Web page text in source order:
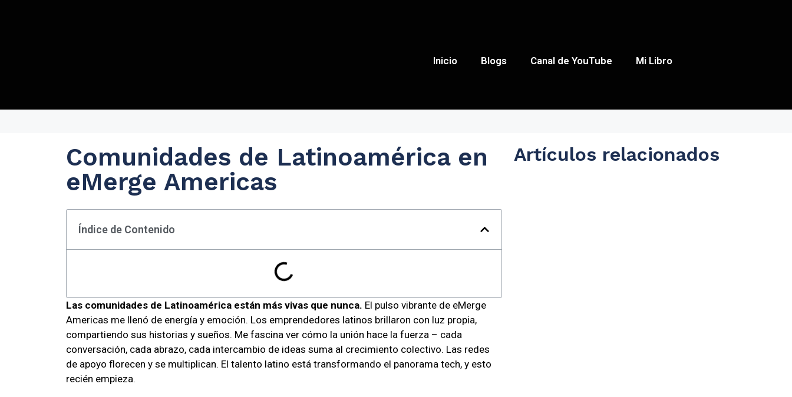
Inicio Blogs Canal de YouTube Mi Libro
Comunidades de Latinoamérica en
eMerge Americas
Índice de Contenido
Las comunidades de Latinoamérica están más vivas que nunca. El pulso vibrante de eMerge
Americas me llenó de energía y emoción. Los emprendedores latinos brillaron con luz propia,
compartiendo sus historias y sueños. Me fascina ver cómo la unión hace la fuerza – cada
conversación, cada abrazo, cada intercambio de ideas suma al crecimiento colectivo. Las redes
de apoyo florecen y se multiplican. El talento latino está transformando el panorama tech, y esto
recién empieza.
Artículos relacionados